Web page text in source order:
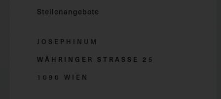
Stellenangebote
JOSEPHINUM
WÄHRINGER STRASSE 2 5
1090 WIEN